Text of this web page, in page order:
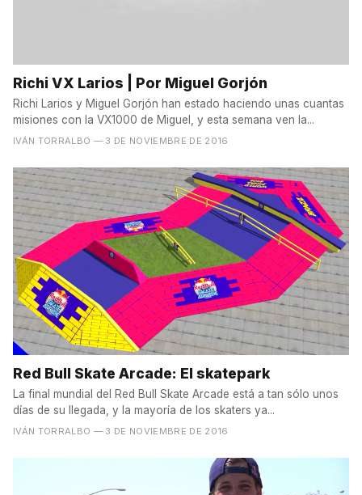
Richi VX Larios | Por Miguel Gorjón
Richi Larios y Miguel Gorjón han estado haciendo unas cuantas
misiones con la VX1000 de Miguel, y esta semana ven la...
IVÁN TORRALBO — 3 DE NOVIEMBRE DE 2016
Red Bull Skate Arcade: El skatepark
La final mundial del Red Bull Skate Arcade está a tan sólo unos
días de su llegada, y la mayoría de los skaters ya...
IVÁN TORRALBO — 3 DE NOVIEMBRE DE 2016